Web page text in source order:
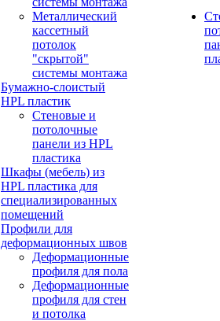
Металлический
кассетный
потолок
"скрытой"
системы монтажа
Бумажно-слоистый
HPL пластик
Стеновые и
потолочные
панели из HPL
пластика
Шкафы (мебель) из
HPL пластика для
специализированных
помещений
Профили для
деформационных швов
Деформационные
профиля для пола
Деформационные
профиля для стен
и потолка